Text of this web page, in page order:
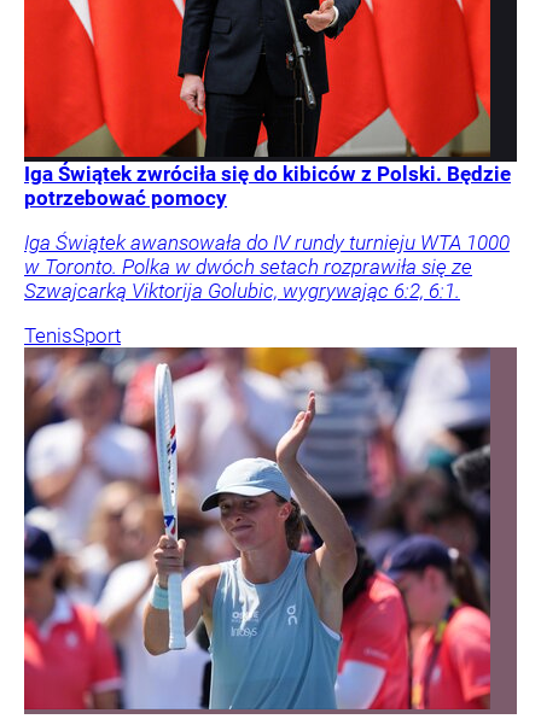
Iga Świątek zwróciła się do kibiców z Polski. Będzie
potrzebować pomocy
Iga Świątek awansowała do IV rundy turnieju WTA 1000
w Toronto. Polka w dwóch setach rozprawiła się ze
Szwajcarką Viktorija Golubic, wygrywając 6:2, 6:1.
TenisSport